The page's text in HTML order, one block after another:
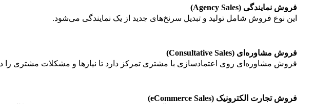
فروش نمایندگی (Agency Sales)
این نوع فروش شامل تولید و تبدیل سرنخ‌های جدید از یک نمایندگی می‌شود.
فروش مشاوره‌ای (Consultative Sales)
فروش مشاوره‌ای روی اعتمادسازی با مشتری تمرکز دارد تا نیازها و مشکلات مشتری
فروش تجارت الکترونیک (eCommerce Sales)